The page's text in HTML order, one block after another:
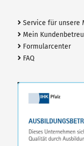
Service für unsere
Mein
Formularcenter
FAQ